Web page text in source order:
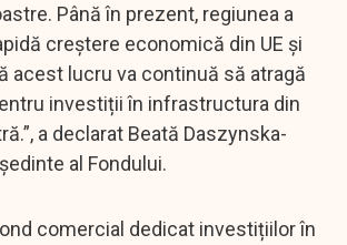
Până în prezent, regiunea a
creștere economică din UE și
acest lucru va continuă să atragă
investiții în infrastructura din
a declarat Beată Daszynska-
al Fondului.
comercial dedicat investițiilor în